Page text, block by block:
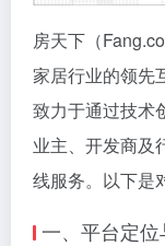
房天下（
家居行业的领先
致力于通过技术
业主、开发商及
线服务。以下是
一、平台定